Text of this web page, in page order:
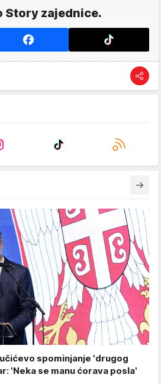
Story zajednice.
spominjanje 'drugog
'Neka se manu ćorava posla'